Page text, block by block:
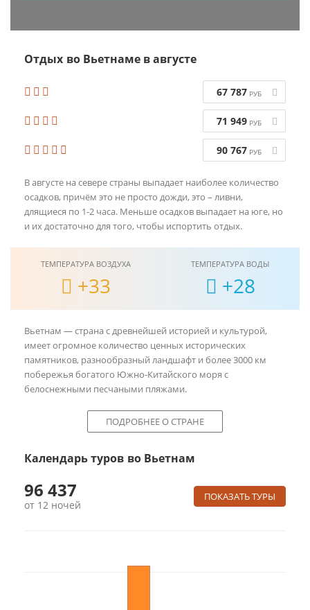
во Вьетнаме в августе
67 787 РУБ
71 949 РУБ
90 767 РУБ
В августе на севере страны выпадает наиболее количество
осадков, причём это не просто дожди, это – ливни,
длящиеся по 1-2 часа. Меньше осадков выпадает на юге, но
и их достаточно для того, чтобы испортить отдых.
+33 +28
Вьетнам — страна с древнейшей историей и культурой,
имеет огромное количество ценных исторических
памятников, разнообразный ландшафт и более 3000 км
побережья богатого Южно-Китайского моря с
белоснежными песчаными пляжами.
во Вьетнам
96 437
от 12 ночей